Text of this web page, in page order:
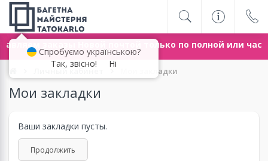
заказы Новой почтой только по полной или
Личный кабинет Мои закладки
Мои закладки
Ваши закладки пусты.
Продолжить
Спробуємо українською?
Так, звісно!
Ні